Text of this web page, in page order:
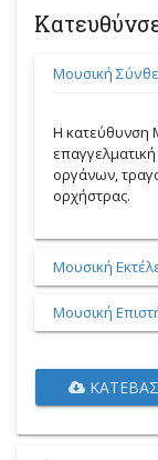
Μουσική
Η κατεύθυνση
οργάνων,
ορχήστρας.
Μουσική
Μουσική